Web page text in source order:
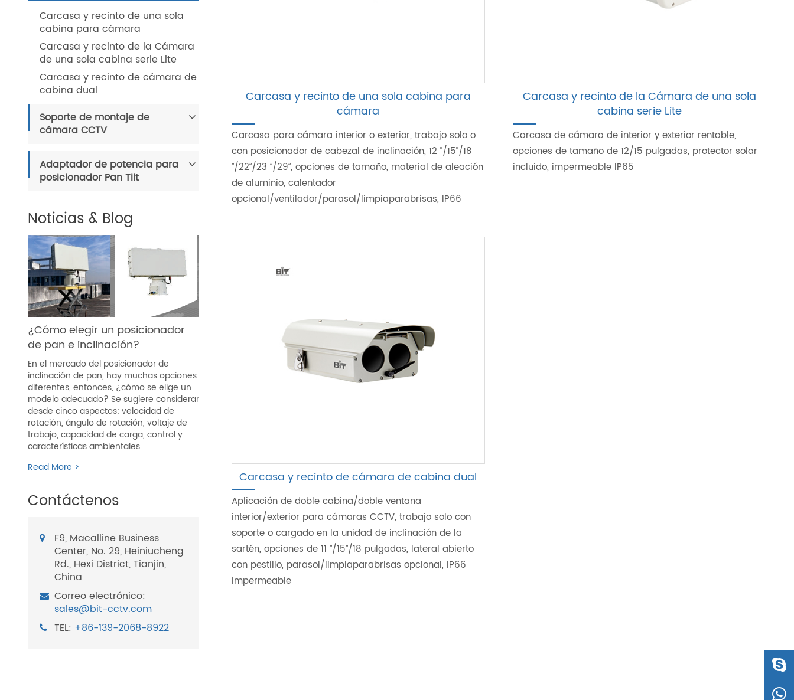
Carcasa y recinto de una sola
cabina para cámara
Carcasa y recinto de la Cámara
de una sola cabina serie Lite
Carcasa y recinto de cámara de
cabina dual
Soporte de montaje de
cámara CCTV
Adaptador de potencia para
posicionador Pan Tilt
Noticias & Blog
¿Cómo elegir un posicionador
de pan e inclinación?
En el mercado del posicionador de
inclinación de pan, hay muchas opciones
diferentes, entonces, ¿cómo se elige un
modelo adecuado? Se sugiere considerar
desde cinco aspectos: velocidad de
rotación, ángulo de rotación, voltaje de
trabajo, capacidad de carga, control y
características ambientales.
Read More >
Contáctenos
F9, Macalline Business
Center, No. 29, Heiniucheng
Rd., Hexi District, Tianjin,
China
Correo electrónico:
sales@bit-cctv.com
TEL: +86-139-2068-8922
Carcasa y recinto de una sola cabina para
cámara
Carcasa para cámara interior o exterior, trabajo solo o
con posicionador de cabezal de inclinación, 12 ”/15”/18
”/22”/23 ”/29”, opciones de tamaño, material de aleación
de aluminio, calentador
opcional/ventilador/parasol/limpiaparabrisas, IP66
Carcasa y recinto de la Cámara de una sola
cabina serie Lite
Carcasa de cámara de interior y exterior rentable,
opciones de tamaño de 12/15 pulgadas, protector solar
incluido, impermeable IP65
Carcasa y recinto de cámara de cabina dual
Aplicación de doble cabina/doble ventana
interior/exterior para cámaras CCTV, trabajo solo con
soporte o cargado en la unidad de inclinación de la
sartén, opciones de 11 ”/15”/18 pulgadas, lateral abierto
con pestillo, parasol/limpiaparabrisas opcional, IP66
impermeable